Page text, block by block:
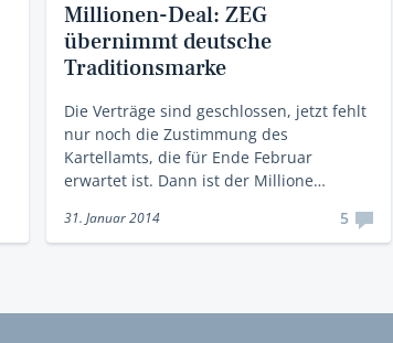
Millionen-Deal: ZEG
übernimmt deutsche
Traditionsmarke
Die Verträge sind geschlossen, jetzt fehlt
nur noch die Zustimmung des
Kartellamts, die für Ende Februar
erwartet ist. Dann ist der Millione…
31. Januar 2014 5